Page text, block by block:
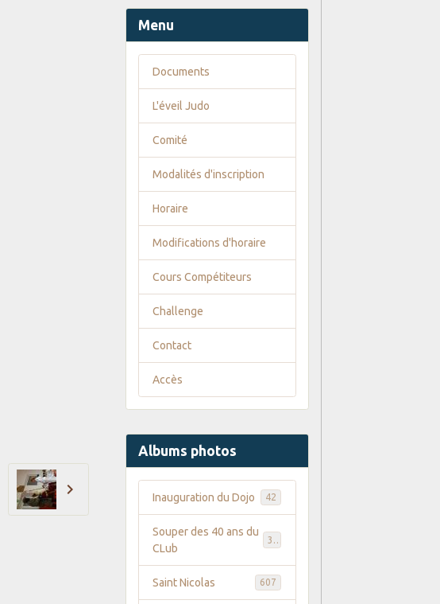
Menu
Documents
L'éveil Judo
Comité
Modalités d'inscription
Horaire
Modifications d'horaire
Cours Compétiteurs
Challenge
Contact
Accès
Albums photos
Inauguration du Dojo 42
Souper des 40 ans du
CLub
Saint Nicolas 607